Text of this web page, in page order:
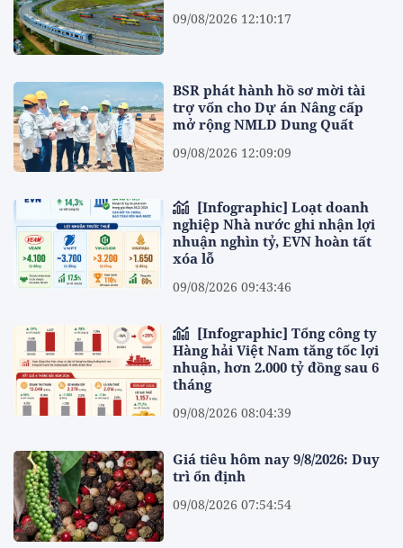
09/08/2026 12:10:17
BSR phát hành hồ sơ mời tài
trợ vốn cho Dự án Nâng cấp
mở rộng NMLD Dung Quất
09/08/2026 12:09:09
nghiệp Nhà nước ghi nhận lợi
nhuận nghìn tỷ, EVN hoàn tất
xóa lỗ
09/08/2026 09:43:46
Hàng hải Việt Nam tăng tốc lợi
nhuận, hơn 2.000 tỷ đồng sau 6
tháng
09/08/2026 08:04:39
Giá tiêu hôm nay 9/8/2026: Duy
trì ổn định
09/08/2026 07:54:54